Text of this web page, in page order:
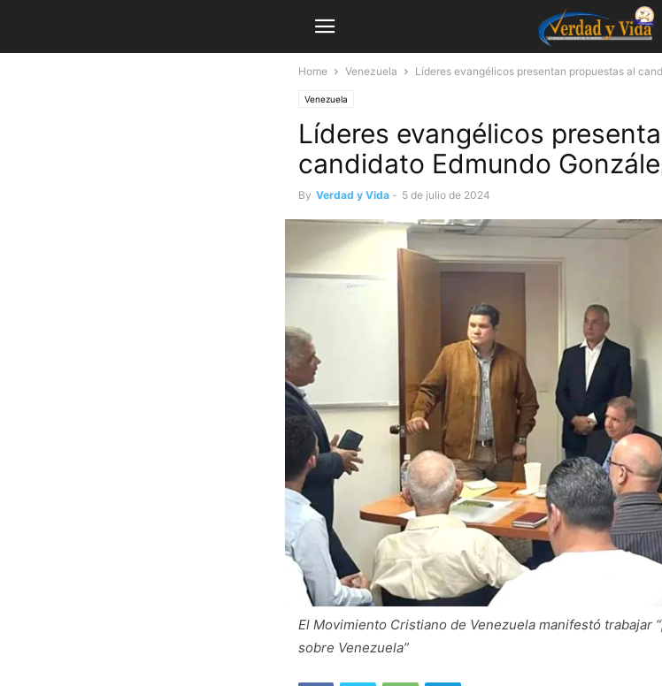
Home Venezuela Líderes evangélicos presentan propuestas al
Venezuela
Líderes evangélicos
candidato Edmundo
By Verdad y Vida - 5 de julio de 2024
El Movimiento Cristiano de Venezuela manifestó trabajar
sobre Venezuela”